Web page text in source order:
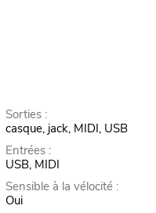
Sorties :
casque, jack, MIDI, USB
Entrées :
USB, MIDI
Sensible à la vélocité :
Oui